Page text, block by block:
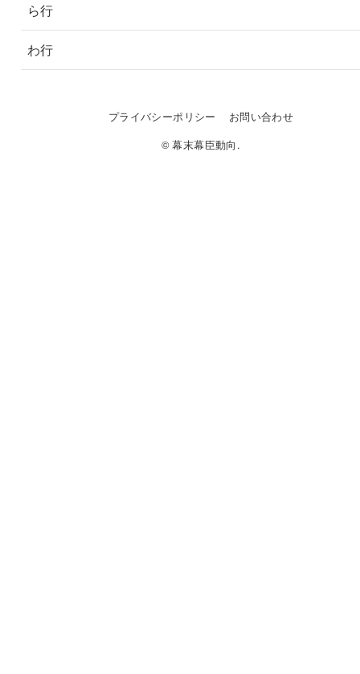
ら行
わ行
プライバシーポリシー
お問い合わせ
© 幕末幕臣動向.